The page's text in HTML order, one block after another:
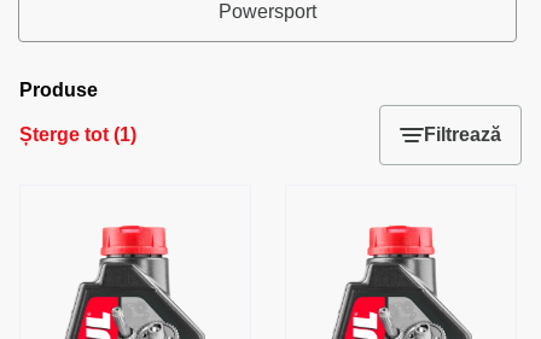
Powersport
Produse
Șterge tot (1) Filtrează